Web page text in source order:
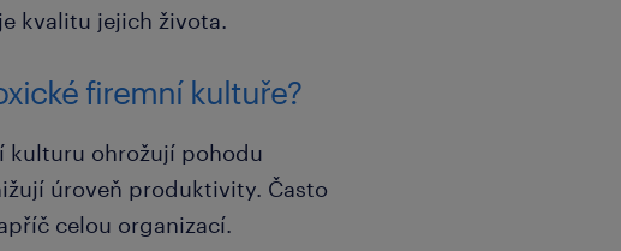
kvalitu jejich života.
firemní kultuře?
kulturu ohrožují pohodu
úroveň produktivity. Často
celou organizací.